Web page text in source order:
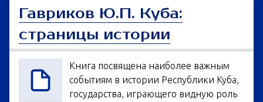
Гавриков Ю.П. Куба:
страницы истории
Книга посвящена наиболее важным
событиям в истории Республики Куба,
государства, играющего видную роль